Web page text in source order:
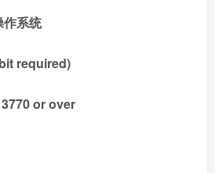
作系统
required)
or over